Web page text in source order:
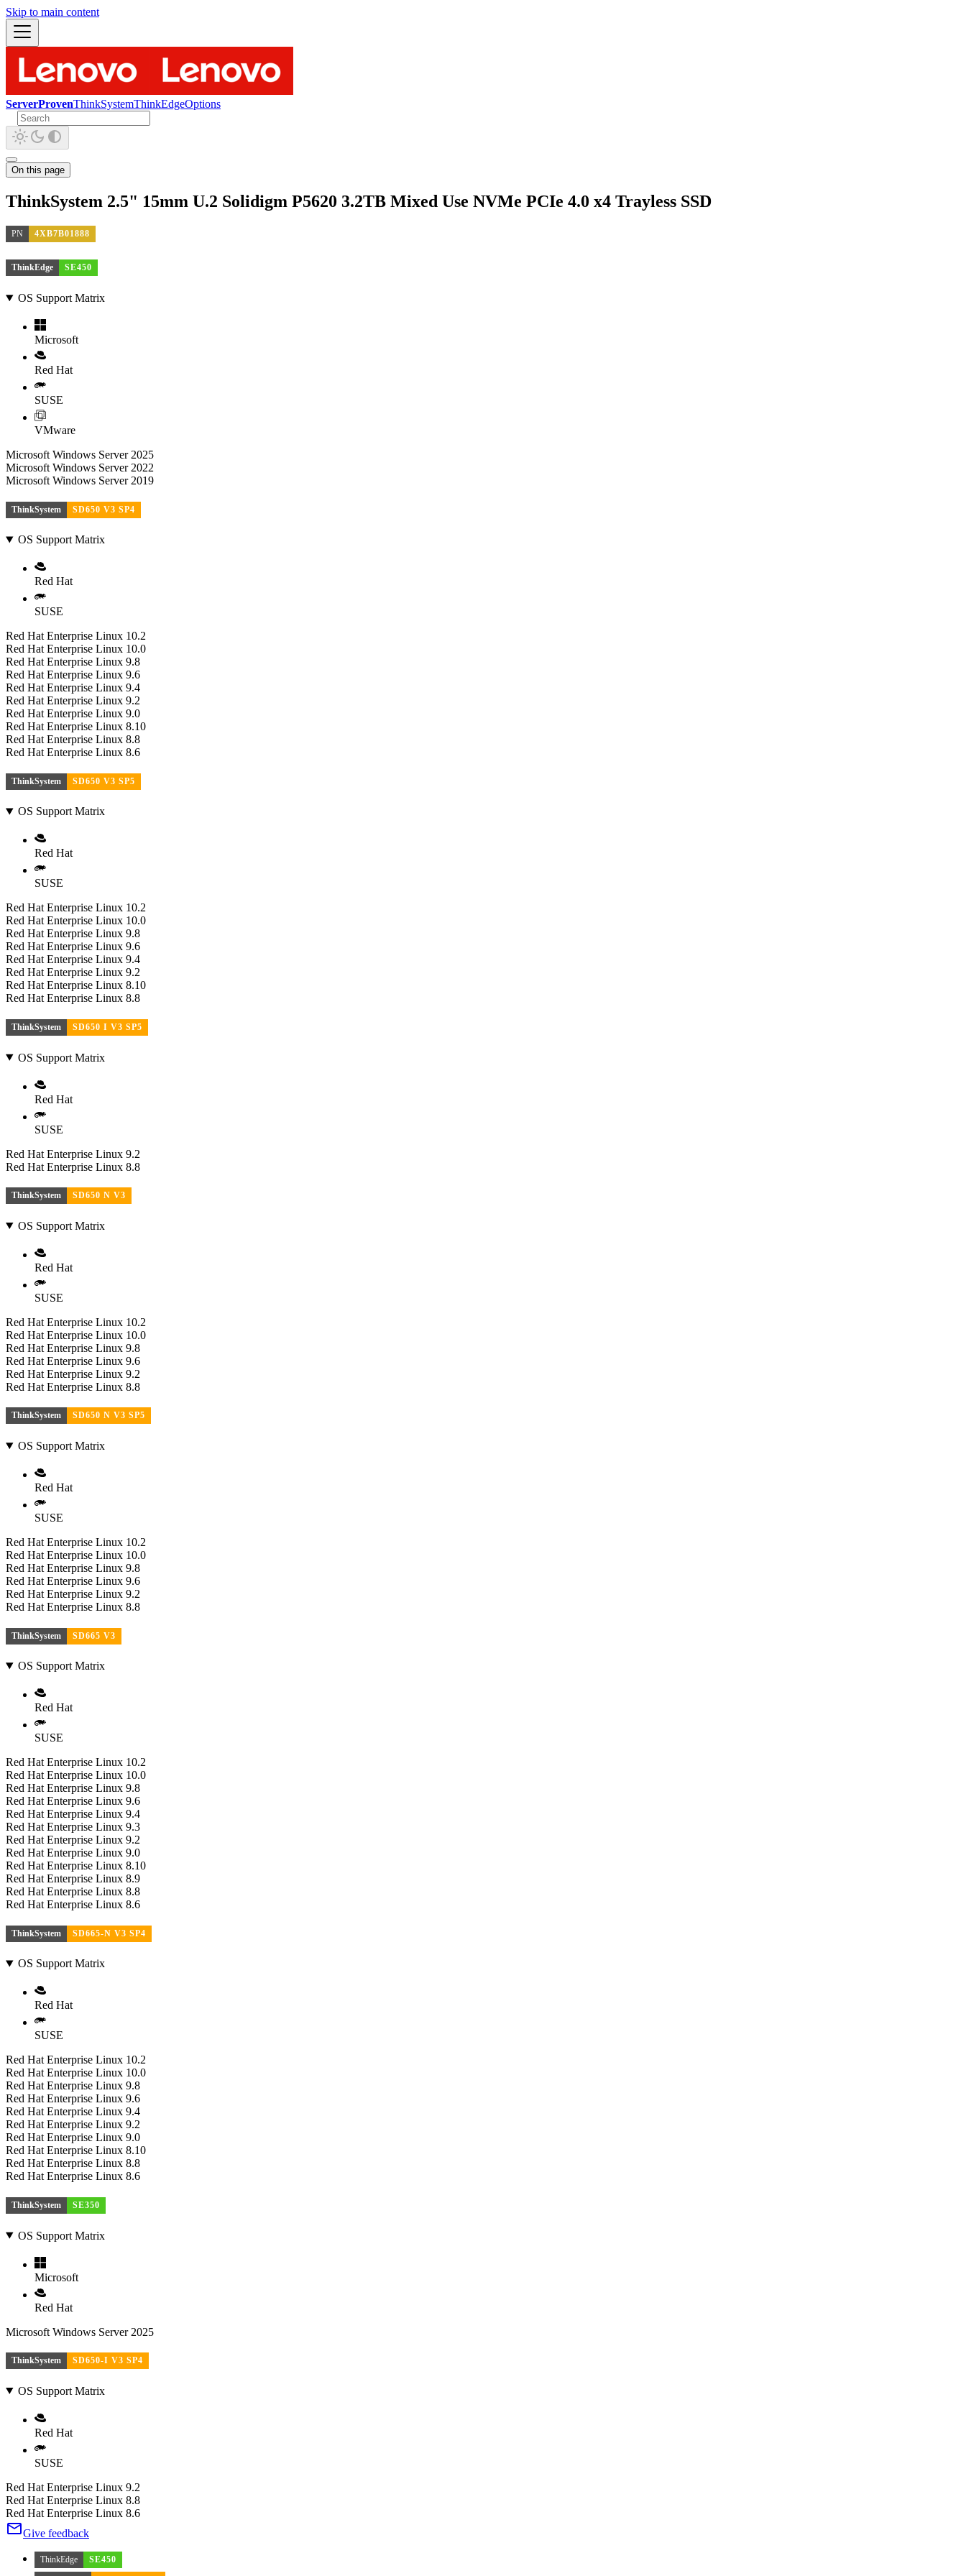
Skip to main content
ServerProvenThinkSystemThinkEdgeOptions
On this page
ThinkSystem 2.5" 15mm U.2 Solidigm P5620 3.2TB Mixed Use NVMe PCIe 4.0 x4 Trayless SSD
PN 4XB7B01888
ThinkEdge SE450
OS Support Matrix
Microsoft
Red Hat
SUSE
VMware
Microsoft Windows Server 2025
Microsoft Windows Server 2022
Microsoft Windows Server 2019
ThinkSystem SD650 V3 SP4
OS Support Matrix
Red Hat
SUSE
Red Hat Enterprise Linux 10.2
Red Hat Enterprise Linux 10.0
Red Hat Enterprise Linux 9.8
Red Hat Enterprise Linux 9.6
Red Hat Enterprise Linux 9.4
Red Hat Enterprise Linux 9.2
Red Hat Enterprise Linux 9.0
Red Hat Enterprise Linux 8.10
Red Hat Enterprise Linux 8.8
Red Hat Enterprise Linux 8.6
ThinkSystem SD650 V3 SP5
OS Support Matrix
Red Hat
SUSE
Red Hat Enterprise Linux 10.2
Red Hat Enterprise Linux 10.0
Red Hat Enterprise Linux 9.8
Red Hat Enterprise Linux 9.6
Red Hat Enterprise Linux 9.4
Red Hat Enterprise Linux 9.2
Red Hat Enterprise Linux 8.10
Red Hat Enterprise Linux 8.8
ThinkSystem SD650 I V3 SP5
OS Support Matrix
Red Hat
SUSE
Red Hat Enterprise Linux 9.2
Red Hat Enterprise Linux 8.8
ThinkSystem SD650 N V3
OS Support Matrix
Red Hat
SUSE
Red Hat Enterprise Linux 10.2
Red Hat Enterprise Linux 10.0
Red Hat Enterprise Linux 9.8
Red Hat Enterprise Linux 9.6
Red Hat Enterprise Linux 9.2
Red Hat Enterprise Linux 8.8
ThinkSystem SD650 N V3 SP5
OS Support Matrix
Red Hat
SUSE
Red Hat Enterprise Linux 10.2
Red Hat Enterprise Linux 10.0
Red Hat Enterprise Linux 9.8
Red Hat Enterprise Linux 9.6
Red Hat Enterprise Linux 9.2
Red Hat Enterprise Linux 8.8
ThinkSystem SD665 V3
OS Support Matrix
Red Hat
SUSE
Red Hat Enterprise Linux 10.2
Red Hat Enterprise Linux 10.0
Red Hat Enterprise Linux 9.8
Red Hat Enterprise Linux 9.6
Red Hat Enterprise Linux 9.4
Red Hat Enterprise Linux 9.3
Red Hat Enterprise Linux 9.2
Red Hat Enterprise Linux 9.0
Red Hat Enterprise Linux 8.10
Red Hat Enterprise Linux 8.9
Red Hat Enterprise Linux 8.8
Red Hat Enterprise Linux 8.6
ThinkSystem SD665-N V3 SP4
OS Support Matrix
Red Hat
SUSE
Red Hat Enterprise Linux 10.2
Red Hat Enterprise Linux 10.0
Red Hat Enterprise Linux 9.8
Red Hat Enterprise Linux 9.6
Red Hat Enterprise Linux 9.4
Red Hat Enterprise Linux 9.2
Red Hat Enterprise Linux 9.0
Red Hat Enterprise Linux 8.10
Red Hat Enterprise Linux 8.8
Red Hat Enterprise Linux 8.6
ThinkSystem SE350
OS Support Matrix
Microsoft
Red Hat
Microsoft Windows Server 2025
ThinkSystem SD650-I V3 SP4
OS Support Matrix
Red Hat
SUSE
Red Hat Enterprise Linux 9.2
Red Hat Enterprise Linux 8.8
Red Hat Enterprise Linux 8.6
Give feedback
ThinkEdge
SE450